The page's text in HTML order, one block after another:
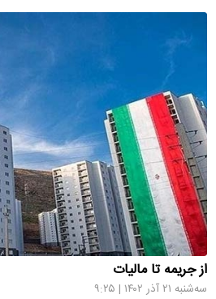
از جریمه تا مالیات
سه‌شنبه ۲۱ آذر ۱۴۰۲ | ۹:۲۵